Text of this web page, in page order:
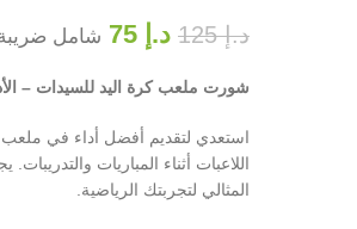
د.إ125 د.إ شامل
شورت ملعب كرة اليد للسيدات –
استعدي لتقديم أفضل أداء في ملعب
اللاعبات أثناء المباريات
المثالي لتجربتك الرياضية.